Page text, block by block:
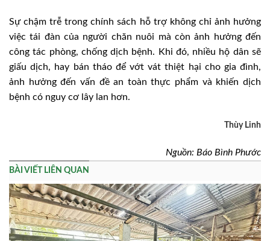
Sự chậm trễ trong chính sách hỗ trợ không chỉ ảnh hưởng
việc tái đàn của người chăn nuôi mà còn ảnh hưởng đến
công tác phòng, chống dịch bệnh. Khi đó, nhiều hộ dân sẽ
giấu dịch, hay bán tháo để vớt vát thiệt hại cho gia đình,
ảnh hưởng đến vấn đề an toàn thực phẩm và khiến dịch
bệnh có nguy cơ lây lan hơn.
Thùy Linh
Nguồn: Báo Bình Phước
BÀI VIẾT LIÊN QUAN